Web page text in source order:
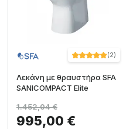
(2)
Λεκάνη με θραυστήρα SFA
SANICOMPACT Elite
995,00 €
1.452,04 €